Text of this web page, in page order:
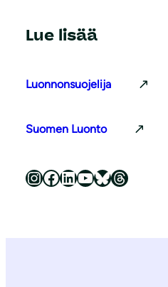
Lue lisää
Luonnonsuojelija
Suomen Luonto
Luonnonsuojeluliitto Instagramissa Luonnonsuojeluliitto Facebookissa Luonnonsuojeluliitto LinkedInissä Luonnonsuojeluliiton YouTube-kanava Luonnonsuojeluliitto Blueskyssa Luonnonsuojeluliitto Threadsissa